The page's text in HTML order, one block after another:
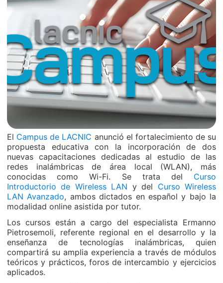
El Campus de LACNIC anunció el fortalecimiento de su
propuesta educativa con la incorporación de dos
nuevas capacitaciones dedicadas al estudio de las
redes inalámbricas de área local (WLAN), más
conocidas como Wi-Fi. Se trata del Curso
Introductorio de Wireless LAN y del Curso Wireless
LAN Avanzado, ambos dictados en español y bajo la
modalidad online asistida por tutor.
Los cursos están a cargo del especialista Ermanno
Pietrosemoli, referente regional en el desarrollo y la
enseñanza de tecnologías inalámbricas, quien
compartirá su amplia experiencia a través de módulos
teóricos y prácticos, foros de intercambio y ejercicios
aplicados.